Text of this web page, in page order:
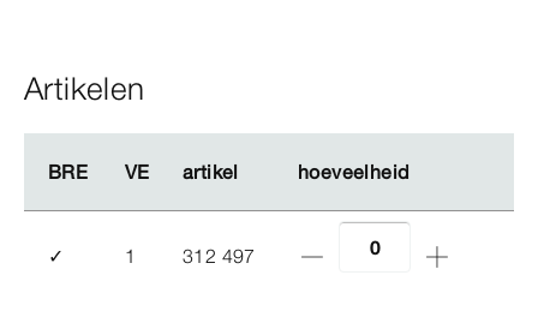
Artikelen
BRE VE artikel hoeveelheid
BRE VE artikel hoeveelheid
✓ 1 312 497